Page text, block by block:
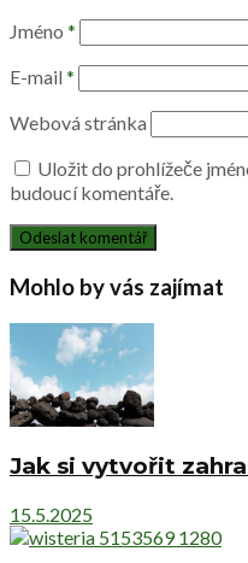
Jméno *
E-mail *
Webová stránka
Uložit do prohlížeče
budoucí komentáře.
Mohlo by vás zajímat
Jak si vytvořit
15.5.2025